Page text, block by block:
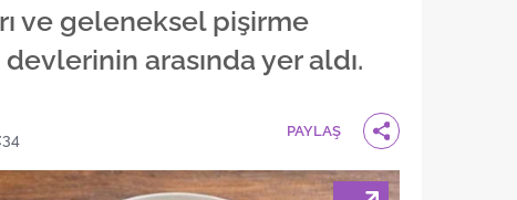
ve geleneksel pişirme
arasında yer aldı.
PAYLAŞ